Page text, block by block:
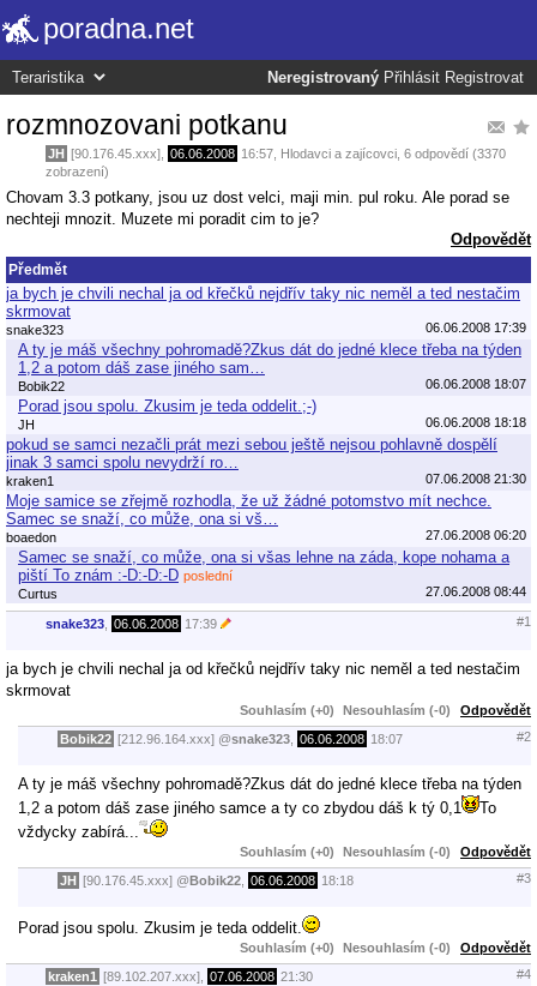
poradna.net
Neregistrovaný Přihlásit Registrovat
rozmnozovani potkanu
JH [90.176.45.xxx], 06.06.2008 16:57 Hlodavci a zajícovci , 6 odpovědí (3370
zobrazení)
Chovam 3.3 potkany, jsou uz dost velci, maji min. pul roku. Ale porad se
nechteji mnozit. Muzete mi poradit cim to je?
Odpovědět
Předmět
ja bych je chvili nechal ja od křečků nejdřív taky nic neměl a ted nestačim
skrmovat
snake323 06.06.2008 17:39
A ty je máš všechny pohromadě?Zkus dát do jedné klece třeba na týden
1,2 a potom dáš zase jiného sam…
Bobik22 06.06.2008 18:07
Porad jsou spolu. Zkusim je teda oddelit.;-)
JH 06.06.2008 18:18
pokud se samci nezačli prát mezi sebou ještě nejsou pohlavně dospělí
jinak 3 samci spolu nevydrží ro…
kraken1 07.06.2008 21:30
Moje samice se zřejmě rozhodla, že už žádné potomstvo mít nechce.
Samec se snaží, co může, ona si vš…
boaedon 27.06.2008 06:20
Samec se snaží, co může, ona si všas lehne na záda, kope nohama a
piští To znám :-D:-D:-D poslední
Curtus
27.06.2008 08:44
snake323 06.06.2008 17:39 #1
ja bych je chvili nechal ja od křečků nejdřív taky nic neměl a ted nestačim
skrmovat
Souhlasím (+0) Nesouhlasím (-0) Odpovědět
Bobik22 [212.96.164.xxx] @snake323 06.06.2008 18:07 #2
A ty je máš všechny pohromadě?Zkus dát do jedné klece třeba na týden
1,2 a potom dáš zase jiného samce a ty co zbydou dáš k tý 0,1
To
vždycky zabírá...
Souhlasím (+0) Nesouhlasím (-0) Odpovědět
JH [90.176.45.xxx] @Bobik22 06.06.2008 18:18 #3
Porad jsou spolu. Zkusim je teda oddelit.
Souhlasím (+0) Nesouhlasím (-0) Odpovědět
kraken1 [89.102.207.xxx], 07.06.2008 21:30 #4